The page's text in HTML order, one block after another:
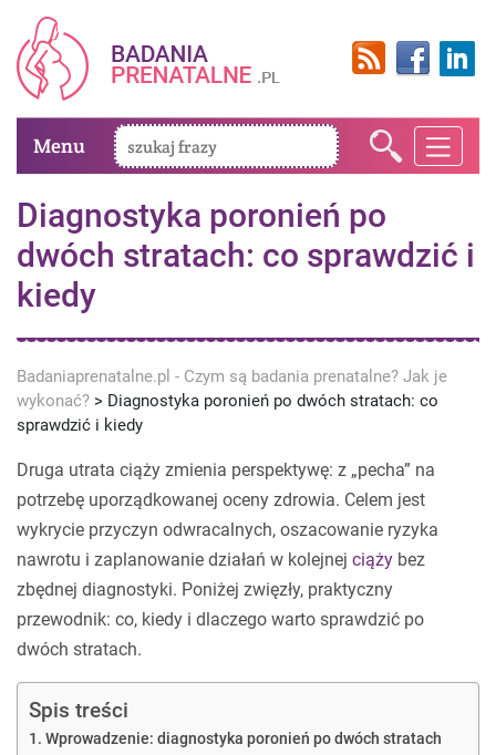
Menu
Diagnostyka poronień po
dwóch stratach: co sprawdzić i
kiedy
Badaniaprenatalne.pl - Czym są badania prenatalne? Jak je
wykonać? > Diagnostyka poronień po dwóch stratach: co
sprawdzić i kiedy
Druga utrata ciąży zmienia perspektywę: z „pecha” na
potrzebę uporządkowanej oceny zdrowia. Celem jest
wykrycie przyczyn odwracalnych, oszacowanie ryzyka
nawrotu i zaplanowanie działań w kolejnej ciąży bez
zbędnej diagnostyki. Poniżej zwięzły, praktyczny
przewodnik: co, kiedy i dlaczego warto sprawdzić po
dwóch stratach.
Spis treści
Wprowadzenie: diagnostyka poronień po dwóch stratach